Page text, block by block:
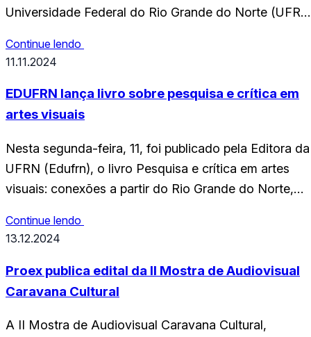
Universidade Federal do Rio Grande do Norte
que atuará no projeto “DEFIL 45 Anos: Pensamento,
produção e ao registro escrito e audiovisual da
memória…
Continue lendo
11.11.2024
EDUFRN lança livro sobre pesquisa e crítica em
artes visuais
Nesta segunda-feira, 11, foi publicado pela Editora da
UFRN (Edufrn), o livro Pesquisa e crítica em artes
visuais: conexões a partir do Rio Grande do Norte,
UFRN, Fabíola Alves. A publicação reúne reflexões
nos contextos das produções e práticas artísticas…
Continue lendo
13.12.2024
Proex publica edital da II Mostra de Audiovisual
Caravana Cultural
A II Mostra de Audiovisual Caravana Cultural,